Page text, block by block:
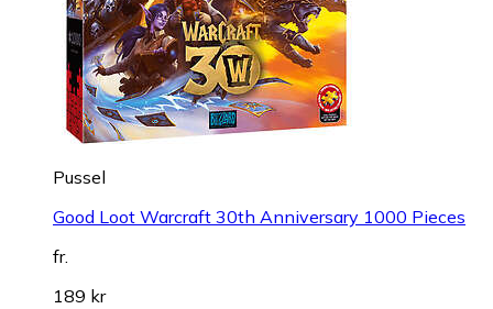
Pussel
Good Loot Warcraft 30th Anniversary 1000 Pieces
fr.
189 kr